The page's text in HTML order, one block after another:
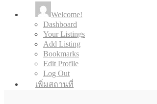
Welcome!
Dashboard
Your Listings
Add Listing
Bookmarks
Edit Profile
Log Out
เพิ่มสถานที่